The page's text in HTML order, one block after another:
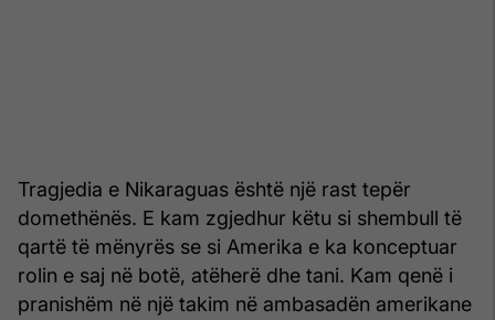
Tragjedia e Nikaraguas është një rast tepër
domethënës. E kam zgjedhur këtu si shembull të
qartë të mënyrës se si Amerika e ka konceptuar
rolin e saj në botë, atëherë dhe tani. Kam qenë i
pranishëm në një takim në ambasadën amerikane